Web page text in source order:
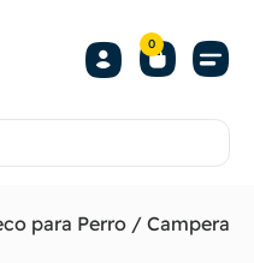
0
para Perro / Campera